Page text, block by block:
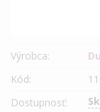
Výrobca:
Kód:
Dostupnosť: